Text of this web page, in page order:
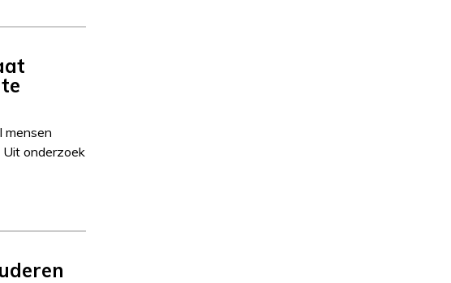
mensen
Uit onderzoek